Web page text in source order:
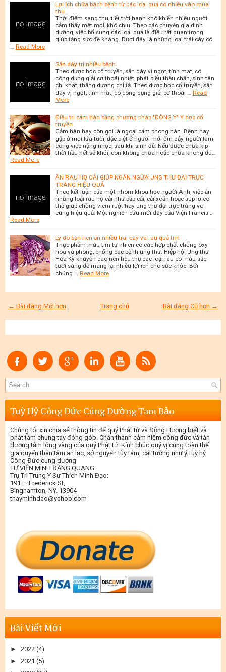
Lợi ích chữa bách bệnh từ các loại quả có nhiều vào mùa
thu
Thời điểm sang thu, tiết trời hanh khô khiến nhiều người
cảm thấy mệt mỏi, khó chịu. Theo các chuyên gia dinh
dưỡng, việc bổ sung các loại quả là điều rất quan trọng
giúp tăng sức đề kháng. Dưới đây là những loại trái cây có
… Read More
Sắn dây trị nhiều bệnh
Theo dược học cổ truyền, sắn dây vị ngọt, tính mát, có
công dụng giải cơ thoái nhiệt, phát biểu thấu chẩn, sinh tân
chỉ khát, thăng dương chỉ tả. Theo dược học cổ truyền, sắn
dây vị ngọt, tính mát, có công dụng giải cơ thoái … Read
More
Điều trị cảm hàn bằng phương pháp "ĐÔNG Y" Y học cổ
truyền
Cảm hàn hay còn gọi là ngoại cảm phong hàn. Bệnh hay
gặp ở mọi lứa tuổi, đặc biệt ở người mới ốm dậy, người làm
công việc nặng nhọc, sau khi sinh đẻ. Nếu được chữa kịp
thời hầu hết sẽ khỏi, còn không chữa hoặc chữa không đú…
Read More
ĂN RAU HỌ CẢI GIÚP NGĂN NGỪA UNG THƯ ĐẠI TRỰC
TRÀNG HIỆU QUẢ
Theo kết luận của một nhóm khoa học người Anh, việc ăn
những loại rau họ cải như bắp cải, cải xoăn hoặc súp lơ có
thể giúp chống viêm ruột hay ung thư đại trực tràng vô
cùng hiệu quả. Một nghiên cứu mới đây của Viện Francis …
Read More
Lý do bạn nên ăn nhiều trái cây và rau quả tím
Thực phẩm màu tím tự nhiên có các hợp chất chống ôxy
hóa và phòng, chống các bệnh ung thư. Hiệp hội Ung thư
Hoa Kỳ khuyến cáo nên tiêu thụ các loại rau có màu sắc
tươi sáng để mang lại nhiều lợi ích cho sức khỏe. Bởi
chúng … Read More
← Bài đăng Mới hơn Bài đăng Cũ hơn →
Trang chủ
Tuỳ Hỷ Công Đức Cúng Dường Tam Bảo
Chúng tôi xin chia sẻ thông tin để quý Phật tử và Đồng Hương biết và
phát tâm chung tay đóng góp. Chân thành cảm niệm công đức và tán
dương tấm lòng vàng của quý Phật tử. Kính chúc quý vị cùng toàn thể
gia quyến thân tâm an lạc, sở nguyện tùy tâm, cát tường như ý.Tuỳ hỷ
Công Đức cúng dường
TỰ VIỆN MINH ĐĂNG QUANG.
Trụ Trì Trung Y Sư Thích Minh Đạo:
191 E. Frederick St,
Binghamton, NY. 13904
thayminhdao@yahoo.com
Bài Viết Mới
► 2022 (4)
► 2021 (5)